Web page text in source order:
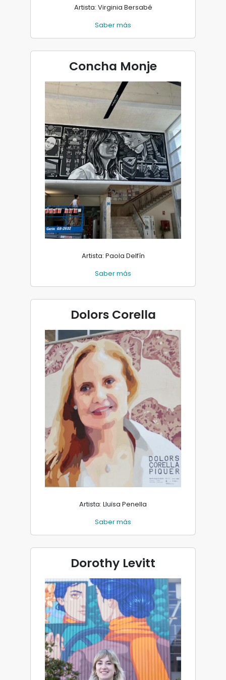
Artista: Virginia Bersabé
Saber más
Concha Monje
Artista: Paola Delfín
Saber más
Dolors Corella
Artista: Lluïsa Penella
Saber más
Dorothy Levitt